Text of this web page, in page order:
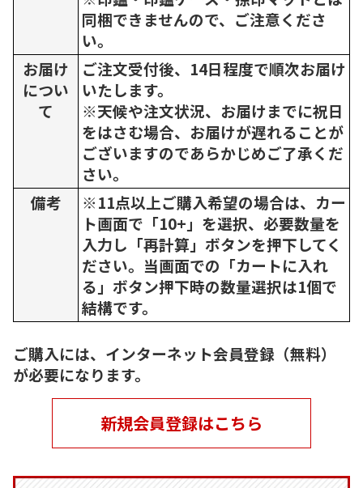
同梱できませんので、ご注意くださ
い。
お届け
につい
て
ご注文受付後、14日程度で順次お届け
いたします。
※天候や注文状況、お届けまでに祝日
をはさむ場合、お届けが遅れることが
ございますのであらかじめご了承くだ
さい。
備考
※11点以上ご購入希望の場合は、カー
ト画面で「10+」を選択、必要数量を
入力し「再計算」ボタンを押下してく
ださい。当画面での「カートに入れ
る」ボタン押下時の数量選択は1個で
結構です。
ご購入には、インターネット会員登録（無料）
が必要になります。
新規会員登録はこちら